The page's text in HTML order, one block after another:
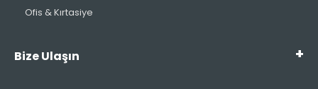
Ofis & Kırtasiye
Bize Ulaşın